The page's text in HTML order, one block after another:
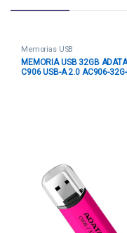
Memorias USB
MEMORIA USB 32GB ADATA
C906 USB-A 2.0 AC906-